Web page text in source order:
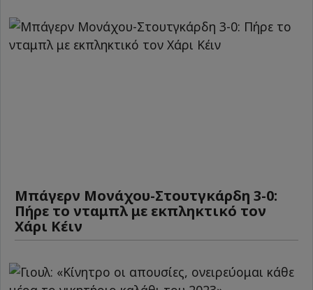
Μπάγερν Μονάχου-Στουτγκάρδη 3-0:
Πήρε το νταμπλ με εκπληκτικό τον
Χάρι Κέιν